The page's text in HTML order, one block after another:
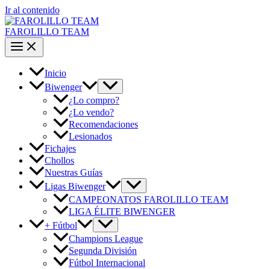
Ir al contenido
FAROLILLO TEAM
Inicio
Biwenger
¿Lo compro?
¿Lo vendo?
Recomendaciones
Lesionados
Fichajes
Chollos
Nuestras Guías
Ligas Biwenger
CAMPEONATOS FAROLILLO TEAM
LIGA ÉLITE BIWENGER
+ Fútbol
Champions League
Segunda División
Fútbol Internacional